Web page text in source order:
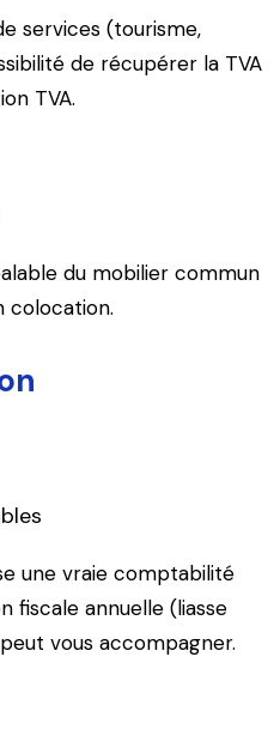
services (tourisme,
de récupérer la TVA
TVA.
du mobilier commun
colocation.
une vraie comptabilité
fiscale annuelle (liasse
vous accompagner.